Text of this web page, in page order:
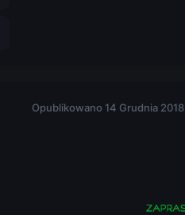
Opublikowano 14 Grudnia 2018